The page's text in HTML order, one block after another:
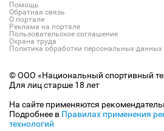
Помощь
Обратная связь
О портале
Реклама на портале
Пользовательское соглашение
Охрана труда
Политика обработки персональных данных
© ООО «Национальный спортивный
Для лиц старше 18 лет
На сайте применяются
Подробнее в Правилах применения
технологий